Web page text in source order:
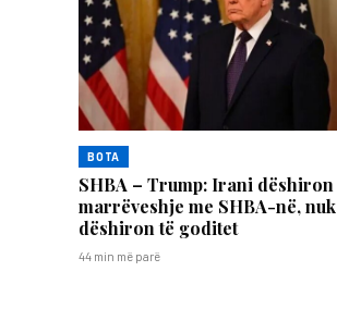
BOTA
SHBA – Trump: Irani dëshiron
marrëveshje me SHBA-në, nuk
dëshiron të goditet
44 min më parë